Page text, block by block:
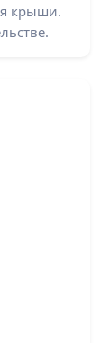
крыши.